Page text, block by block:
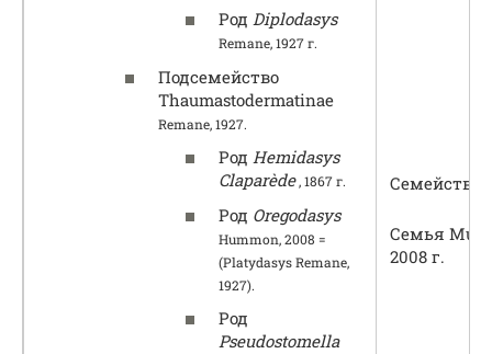
Род Diplodasys
Remane, 1927 г.
Подсемейство
Thaumastodermatinae
Remane, 1927.
Род Hemidasys
Claparède, 1867 г.
Род Oregodasys
Hummon, 2008 =
(Platydasys Remane,
1927).
Род
Pseudostomella
Семейство
Семья
2008 г.